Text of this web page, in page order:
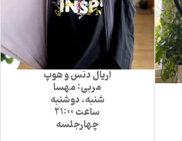
اریال دنس و هوپ
مربی: مهسا
شنبه، دوشنبه
ساعت 21:00
چهارجلسه